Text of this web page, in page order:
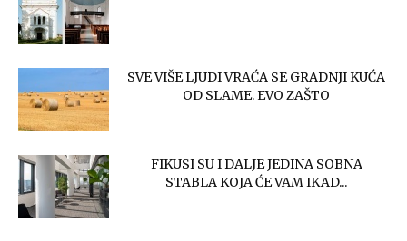
SVE VIŠE LJUDI VRAĆA SE GRADNJI KUĆA
OD SLAME. EVO ZAŠTO
FIKUSI SU I DALJE JEDINA SOBNA
STABLA KOJA ĆE VAM IKAD...